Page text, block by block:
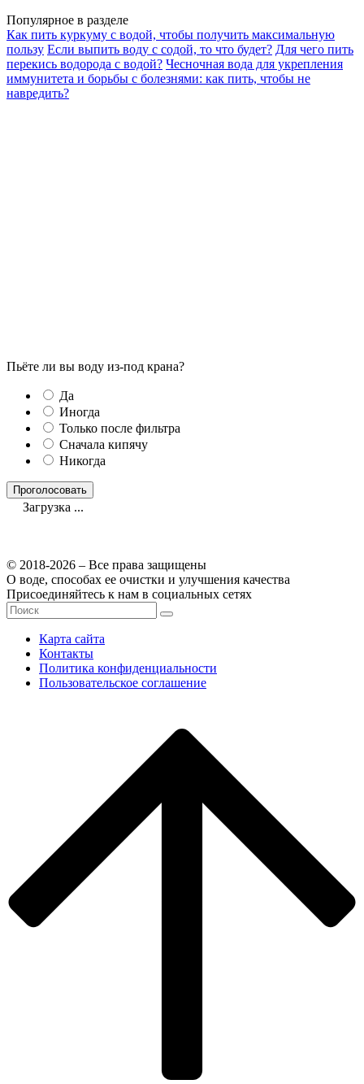
Популярное в разделе
Как пить куркуму с водой, чтобы получить максимальную
пользу Если выпить воду с содой, то что будет? Для чего пить
перекись водорода с водой? Чесночная вода для укрепления
иммунитета и борьбы с болезнями: как пить, чтобы не
навредить?
Пьёте ли вы воду из-под крана?
Да
Иногда
Только после фильтра
Сначала кипячу
Никогда
Загрузка ...
© 2018-2026 – Все права защищены
О воде, способах ее очистки и улучшения качества
Присоединяйтесь к нам в социальных сетях
Карта сайта
Контакты
Политика конфиденциальности
Пользовательское соглашение